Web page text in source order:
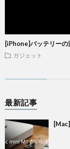
[iPhone]バッテリーの
ガジェット
最新記事